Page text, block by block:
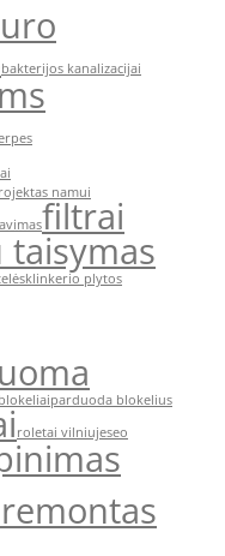
bakterijos kanalizacijai
namui
filtrai
klinkerio plytos
parduoda blokelius
roletai vilniujeseo